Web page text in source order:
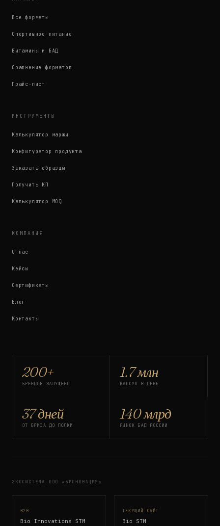
Все форматы
Спортивное питание
Витамины и БАД
Сравнение форматов
Прайс-лист
ИНСТРУМЕНТЫ
Калькулятор маржи
Конфигуратор продукта
Заказать образцы
Получить КП
Калькулятор MOQ
КОМПАНИЯ
О нас
Кейсы
Сертификаты
Блог
Контакты
200+
БРЕНДОВ ЗАПУЩЕНО
1.7 млн
КАПСУЛ В ДЕНЬ
37 дней
ОТ БРИФА ДО ПОЛКИ
140 млрд
РЫНОК БАД РОССИИ
ЭКОСИСТЕМА ООО «БИОНОВАЦИЯ»
B2B
Bio Innovations STM
ТЕКУЩИЙ САЙТ
Bio STM